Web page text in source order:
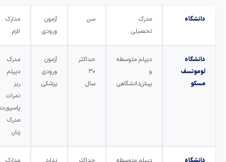
دانشگاه
تحصیلی
ورودی
مدارک
دانشگاه
لومونسف
مسکو
دیپلم متوسطه
پیش‌دانشگاهی
حداکثر
ورودی
پزشکی
نمرات
پاسپورت